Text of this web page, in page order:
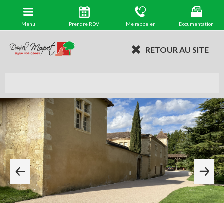
Menu Prendre RDV Me rappeler Documentation
RETOUR AU SITE